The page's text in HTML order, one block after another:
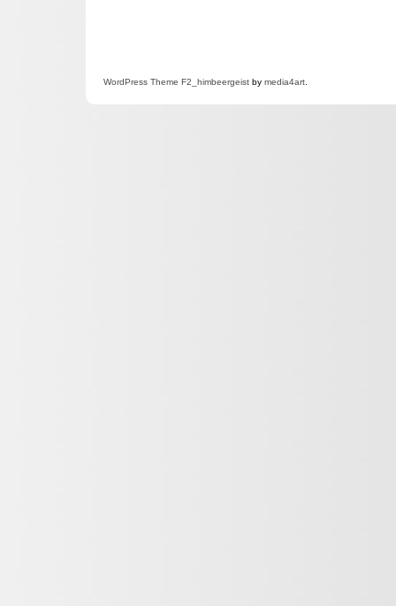
WordPress Theme F2 _himbeergeist by media4art